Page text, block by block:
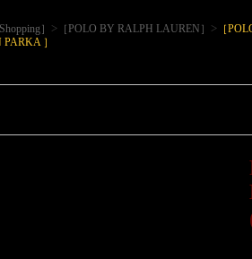
Shopping］ > ［POLO BY RALPH LAUREN］ > ［
］